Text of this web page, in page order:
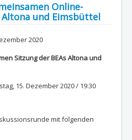
Online-
Altona und Eimsbüttel
2020
Sitzung der BEAs Altona und
15. Dezember 2020 / 19:30
mit folgenden